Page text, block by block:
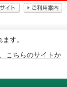
す。
こちらのサイトか